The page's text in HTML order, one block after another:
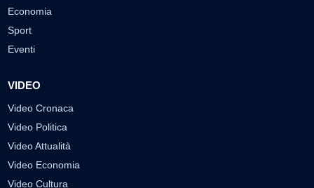
Economia
Sport
Eventi
VIDEO
Video Cronaca
Video Politica
Video Attualità
Video Economia
Video Cultura